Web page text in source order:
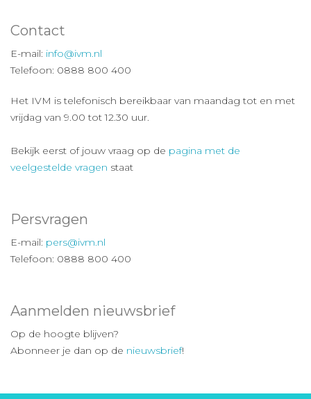
Contact
E-mail: info@ivm.nl
Telefoon: 0888 800 400
Het IVM is telefonisch bereikbaar van maandag tot en met
vrijdag van 9.00 tot 12.30 uur.
Bekijk eerst of jouw vraag op de pagina met de
veelgestelde vragen staat
Persvragen
E-mail: pers@ivm.nl
Telefoon: 0888 800 400
Aanmelden nieuwsbrief
Op de hoogte blijven?
Abonneer je dan op de nieuwsbrief!